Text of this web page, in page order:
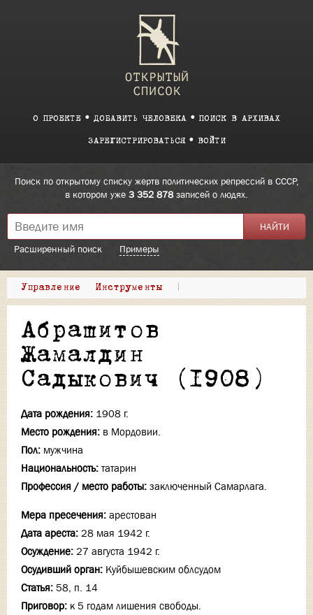
О ПРОЕКТЕ ДОБАВИТЬ ЧЕЛОВЕКА ПОИСК В АРХИВАХ
ЗАРЕГИСТРИРОВАТЬСЯ ВОЙТИ
Поиск по открытому списку жертв политических репрессий в СССР,
в котором уже 3 352 878записей о людях.
Расширенный поиск Примеры
Управление Инструменты |
Абрашитов
Жамалдин
Садыкович (1908)
Дата рождения: 1908 г.
Место рождения: в Мордовии.
Пол: мужчина
Национальность: татарин
Профессия / место работы: заключенный Самарлага.
Мера пресечения: арестован
Дата ареста: 28 мая 1942 г.
Осуждение: 27 августа 1942 г.
Осудивший орган: Куйбышевским облсудом
Статья: 58, п. 14
Приговор: к 5 годам лишения свободы.